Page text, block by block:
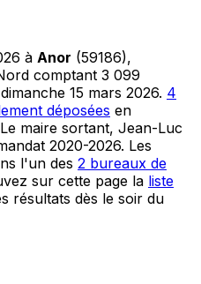
à Anor (59186),
comptant 3 099
15 mars 2026. 4
déposées en
maire sortant, Jean-Luc
2020-2026. Les
l'un des 2 bureaux de
sur cette page la liste
résultats dès le soir du